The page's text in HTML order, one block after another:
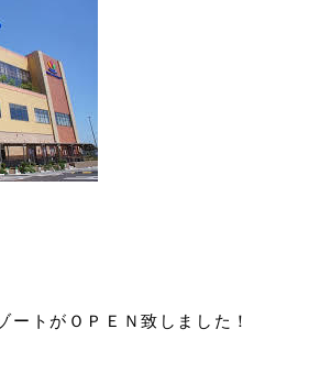
トがＯＰＥＮ致しました！